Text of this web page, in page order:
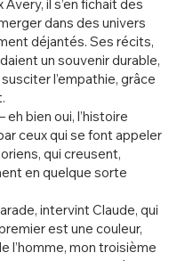
il s’en fichait des
dans des univers
déjantés. Ses récits,
un souvenir durable,
l’empathie, grâce
bien oui, l’histoire
ceux qui se font appeler
qui creusent,
en quelque sorte
intervint Claude, qui
est une couleur,
l’homme, mon troisième